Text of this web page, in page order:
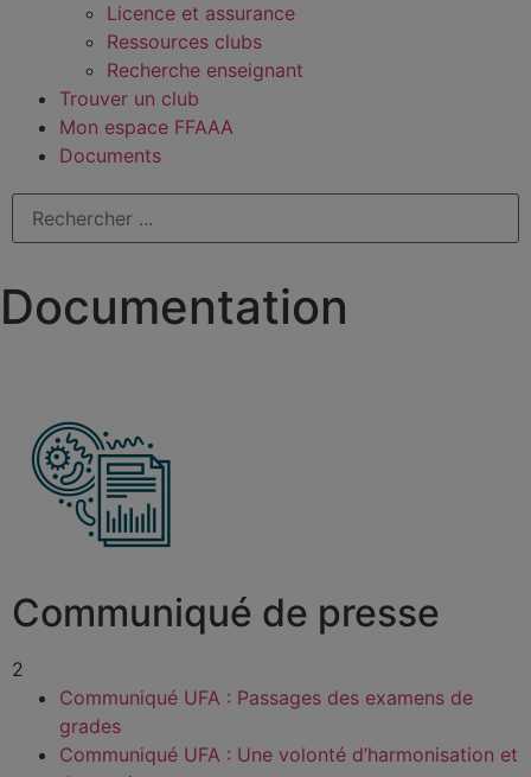
Licence et assurance
Ressources clubs
Recherche enseignant
Trouver un club
Mon espace FFAAA
Documents
Documentation
Communiqué de presse
2
Communiqué UFA : Passages des examens de
grades
Communiqué UFA : Une volonté d’harmonisation et